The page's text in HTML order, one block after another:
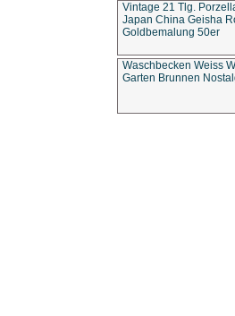
Vintage 21 Tlg.
Japan China Geisha
Goldbemalung 50er
Waschbecken Weiss
Garten Brunnen